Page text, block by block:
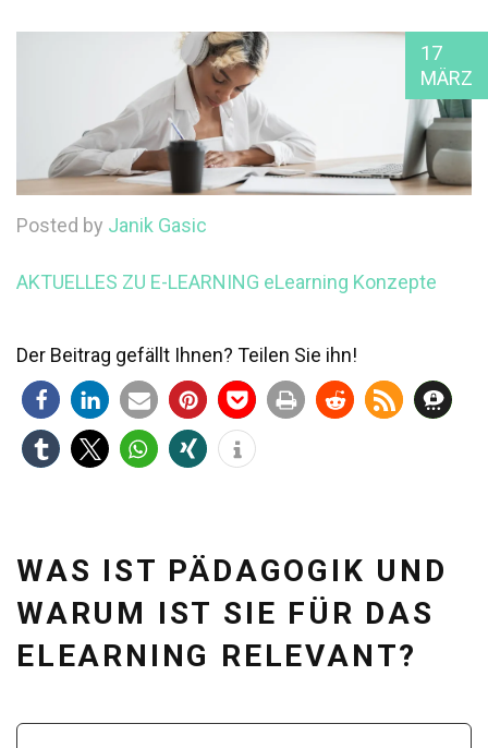
17
MÄRZ
Posted by Janik Gasic
AKTUELLES ZU E-LEARNING eLearning Konzepte
Der Beitrag gefällt Ihnen? Teilen Sie ihn!
WAS IST PÄDAGOGIK UND
WARUM IST SIE FÜR DAS
ELEARNING RELEVANT?